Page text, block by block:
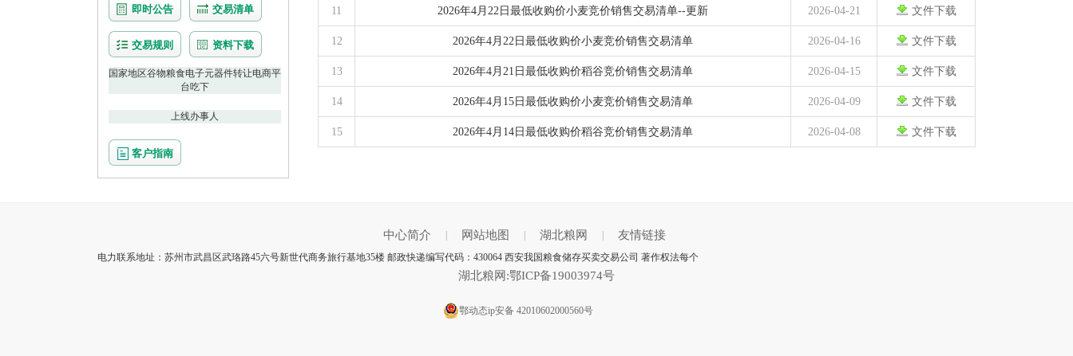
即时公告 交易清单
交易规则 资料下载
国家地区谷物粮食电子元器件转让电商平
台吃下
上线办事人
客户指南
11 2026年4月22日最低收购价小麦竞价销售交易清单--更新 2026-04-21 文件下载
12 2026年4月22日最低收购价小麦竞价销售交易清单 2026-04-16 文件下载
13 2026年4月21日最低收购价稻谷竞价销售交易清单 2026-04-15 文件下载
14 2026年4月15日最低收购价小麦竞价销售交易清单 2026-04-09 文件下载
15 2026年4月14日最低收购价稻谷竞价销售交易清单 2026-04-08 文件下载
中心简介 网站地图 湖北粮网 友情链接
电力联系地址：苏州市武昌区武珞路45六号新世代商务旅行基地35楼 邮政快递编写代码：430064 西安我国粮食储存买卖交易公司 著作权法每个
湖北粮网:鄂ICP备19003974号
鄂动态ip安备 42010602000560号